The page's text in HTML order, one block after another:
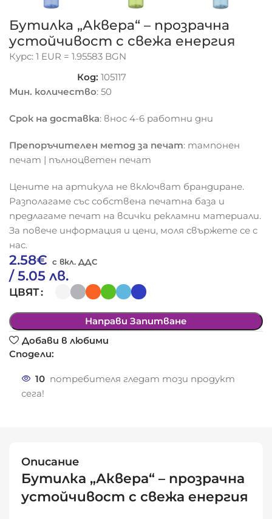
Бутилка „Аквера“ – прозрачна
устойчивост с свежа енергия
Курс: 1 EUR = 1.95583 BGN
Код:105117
Мин. количество: 50
Срок на доставка: внос 4-6 работни дни
Препоръчителен метод за печат: тампонен
печат | пълноцветен печат
Цените на артикула не включват брандиране.
Разполагаме със собствена печатна база и
предлагаме печат на всички рекламни материали.
За повече информация и цени, моля свържете се с
нас.
2.58€
/ 5.05 лв.
ЦВЯТ
Направи Запитване
Добави в любими
Сподели:
10 потребителя гледат този продукт
сега!
Описание
Бутилка „Аквера“ – прозрачна
устойчивост с свежа енергия